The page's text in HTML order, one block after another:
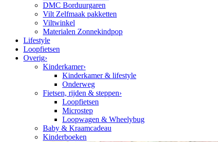
DMC Borduurgaren
Vilt Zelfmaak pakketten
Viltwinkel
Materialen Zonnekindpop
Lifestyle
Loopfietsen
Overig›
Kinderkamer›
Kinderkamer & lifestyle
Onderweg
Fietsen, rijden & steppen›
Loopfietsen
Microstep
Loopwagen & Wheelybug
Baby & Kraamcadeau
Kinderboeken